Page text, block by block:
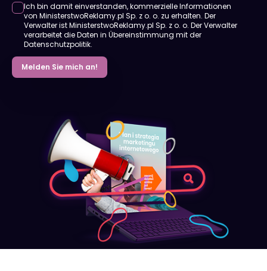
Ich bin damit einverstanden, kommerzielle Informationen
von MinisterstwoReklamy.pl Sp. z o. o. zu erhalten. Der
Verwalter ist MinisterstwoReklamy.pl Sp. z o. o. Der Verwalter
verarbeitet die Daten in Übereinstimmung mit der
Datenschutzpolitik.
Melden Sie mich an!